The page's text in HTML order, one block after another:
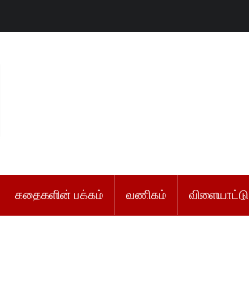
கதைகளின் பக்கம் வணிகம் விளையாட்டு